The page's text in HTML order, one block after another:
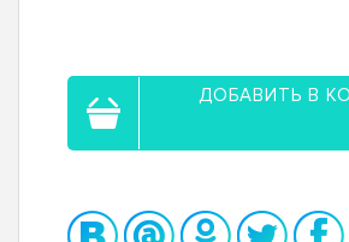
ДОБАВИТЬ В